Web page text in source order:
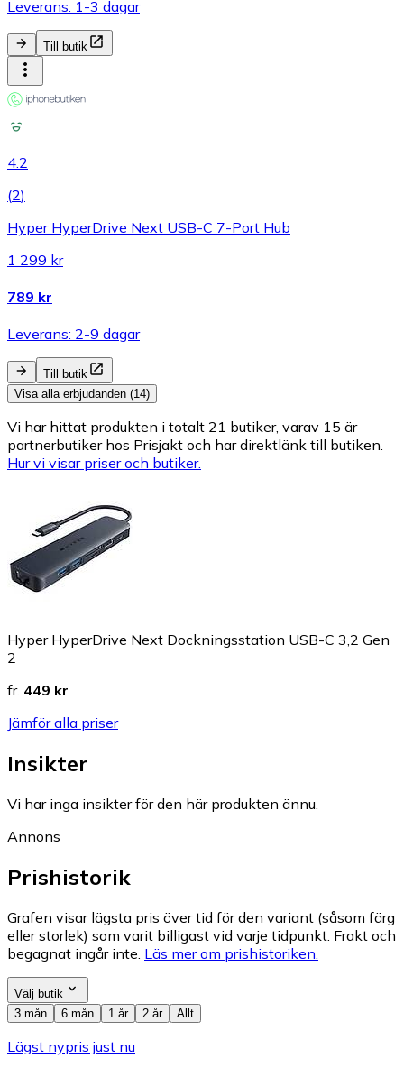
Leverans: 1-3 dagar
Till butik
4.2
(2)
Hyper HyperDrive Next USB-C 7-Port Hub
1 299 kr
789 kr
Leverans: 2-9 dagar
Till butik
Visa alla erbjudanden (14)
Vi har hittat produkten i totalt 21 butiker, varav 15 är
partnerbutiker hos Prisjakt och har direktlänk till butiken.
Hur vi visar priser och butiker.
Hyper HyperDrive Next Dockningsstation USB-C 3,2 Gen
2
fr. 449 kr
Jämför alla priser
Insikter
Vi har inga insikter för den här produkten ännu.
Annons
Prishistorik
Grafen visar lägsta pris över tid för den variant (såsom färg
eller storlek) som varit billigast vid varje tidpunkt. Frakt och
begagnat ingår inte. Läs mer om prishistoriken.
Välj butik
3 mån
6 mån 1 år 2 år Allt
Lägst nypris just nu